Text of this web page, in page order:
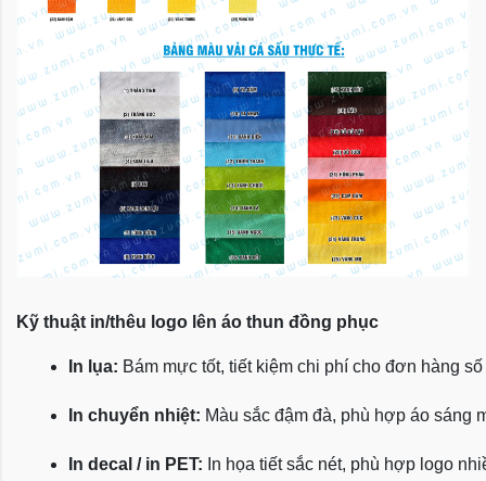
Kỹ thuật in/thêu logo lên áo thun đồng phục
In lụa: Bám mực tốt, tiết kiệm chi phí cho đơn hàng
In chuyển nhiệt: Màu sắc đậm đà, phù hợp áo sáng
In decal / in PET: In họa tiết sắc nét, phù hợp logo